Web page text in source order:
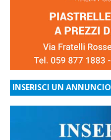
INSERISCI UN ANNUNCIO